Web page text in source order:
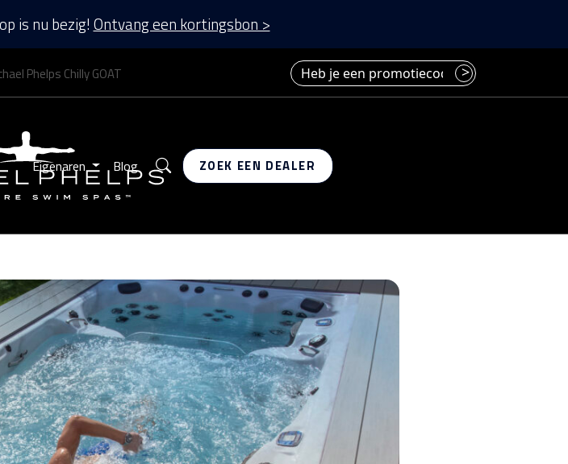
is nu bezig! Ontvang een kortingsbon >
Phelps Chilly GOAT Heb je een promotiecode? Voer deze hier in.
>
PRO MP MOMENTUM DIEP
Eigenaren Blog Zoek op
ZOEK EEN DEALER